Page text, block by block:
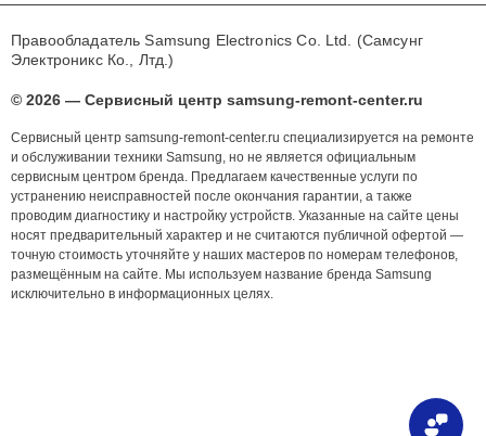
Правообладатель Samsung Electronics Co. Ltd. (Самсунг
Электроникс Ко., Лтд.)
© 2026 — Сервисный центр samsung-remont-center.ru
Сервисный центр samsung-remont-center.ru специализируется на ремонте
и обслуживании техники Samsung, но не является официальным
сервисным центром бренда. Предлагаем качественные услуги по
устранению неисправностей после окончания гарантии, а также
проводим диагностику и настройку устройств. Указанные на сайте цены
носят предварительный характер и не считаются публичной офертой —
точную стоимость уточняйте у наших мастеров по номерам телефонов,
размещённым на сайте. Мы используем название бренда Samsung
исключительно в информационных целях.